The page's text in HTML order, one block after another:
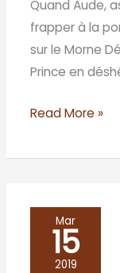
Quand Aude,
frapper à la
sur le Morne
Prince en
Read More »
Mar
15
2019
parfum